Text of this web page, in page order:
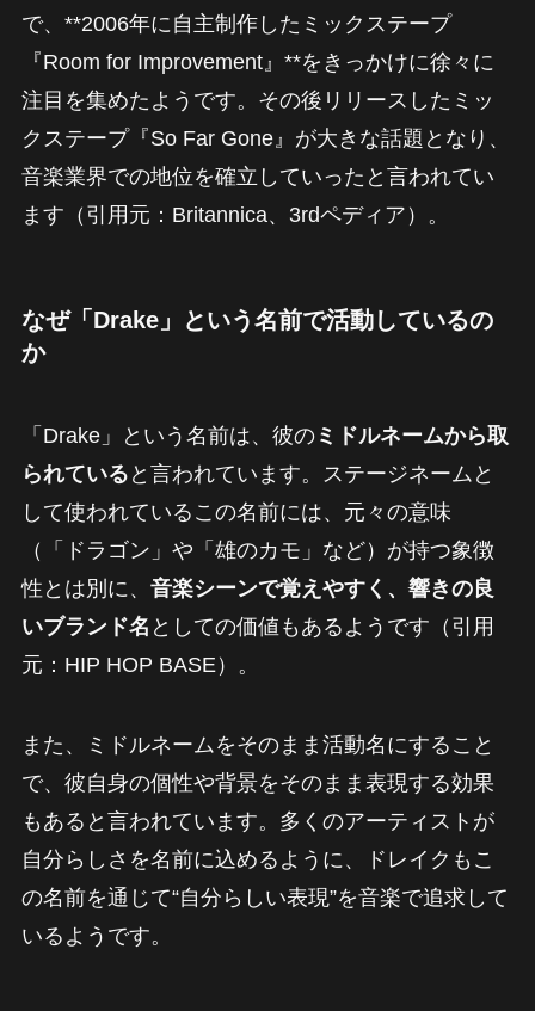
で、**2006年に自主制作したミックステープ
『Room for Improvement』**をきっかけに徐々に
注目を集めたようです。その後リリースしたミッ
クステープ『So Far Gone』が大きな話題となり、
音楽業界での地位を確立していったと言われてい
ます（引用元：Britannica、3rdペディア）。
なぜ「Drake」という名前で活動しているの
か
「Drake」という名前は、彼のミドルネームから取
られている と言われています。ステージネームと
して使われているこの名前には、元々の意味
（「ドラゴン」や「雄のカモ」など）が持つ象徴
性とは別に、 音楽シーンで覚えやすく、響きの良
いブランド名 としての価値もあるようです（引用
元：HIP HOP BASE）。
また、ミドルネームをそのまま活動名にすること
で、彼自身の個性や背景をそのまま表現する効果
もあると言われています。多くのアーティストが
自分らしさを名前に込めるように、ドレイクもこ
の名前を通じて“自分らしい表現”を音楽で追求して
いるようです。